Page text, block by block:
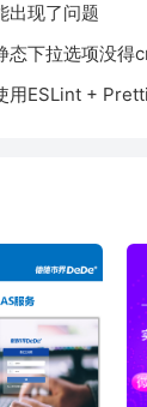
出现了问题
态下拉选项没得
用ESLint +